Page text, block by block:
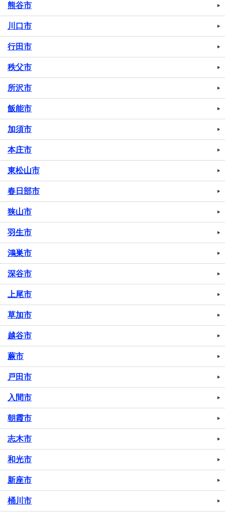
熊谷市
川口市
行田市
秩父市
所沢市
飯能市
加須市
本庄市
東松山市
春日部市
狭山市
羽生市
鴻巣市
深谷市
上尾市
草加市
越谷市
蕨市
戸田市
入間市
朝霞市
志木市
和光市
新座市
桶川市